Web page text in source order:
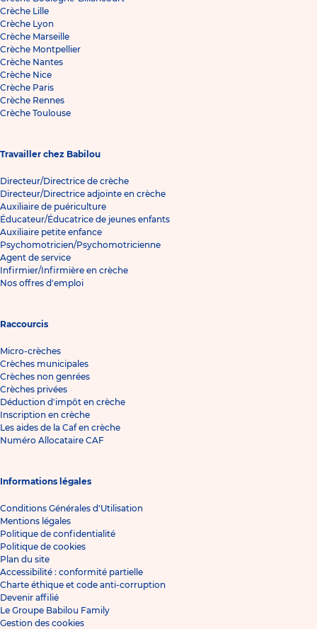
Crèche Lille
Crèche Lyon
Crèche Marseille
Crèche Montpellier
Crèche Nantes
Crèche Nice
Crèche Paris
Crèche Rennes
Crèche Toulouse
Travailler chez Babilou
Directeur/Directrice de crèche
Directeur/Directrice adjointe en crèche
Auxiliaire de puériculture
Éducateur/Éducatrice de jeunes enfants
Auxiliaire petite enfance
Psychomotricien/Psychomotricienne
Agent de service
Infirmier/Infirmière en crèche
Nos offres d'emploi
Raccourcis
Micro-crèches
Crèches municipales
Crèches non genrées
Crèches privées
Déduction d'impôt en crèche
Inscription en crèche
Les aides de la Caf en crèche
Numéro Allocataire CAF
Informations légales
Conditions Générales d'Utilisation
Mentions légales
Politique de confidentialité
Politique de cookies
Plan du site
Accessibilité : conformité partielle
Charte éthique et code anti-corruption
Devenir affilié
Le Groupe Babilou Family
Gestion des cookies